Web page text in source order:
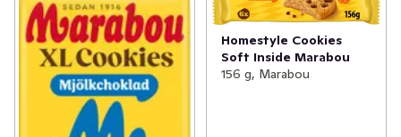
Homestyle Cookies
Soft Inside Marabou
156 g, Marabou